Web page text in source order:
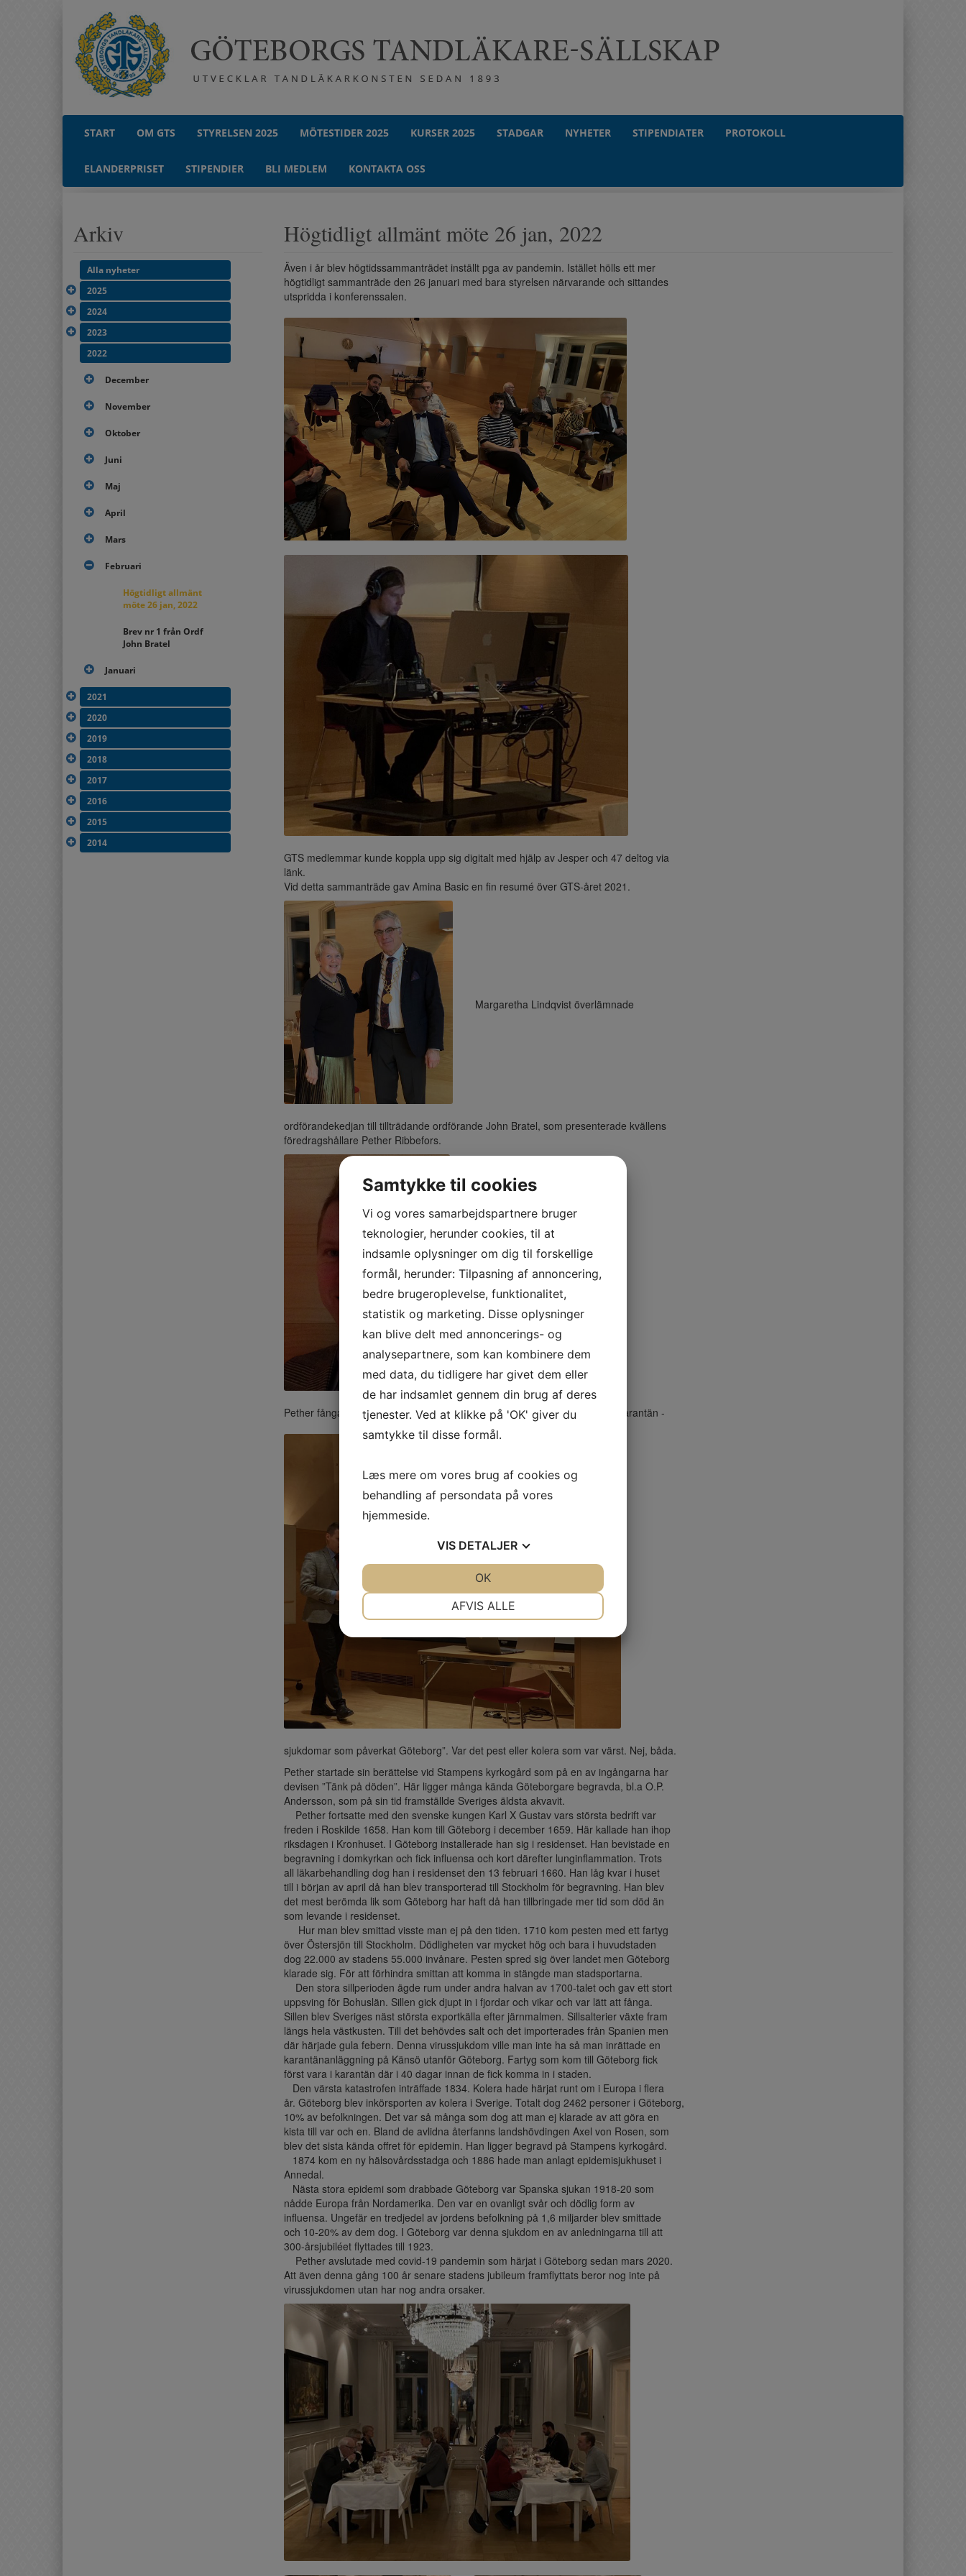
START OM GTS STYRELSEN 2025 MÖTESTIDER 2025 KURSER 2025 STADGAR NYHETER STIPENDIATER PROTOKOLL
ELANDERPRISET STIPENDIER BLI MEDLEM KONTAKTA OSS
Arkiv
Alla nyheter
2025
2024
2023
2022
December
November
Oktober
Juni
Maj
April
Mars
Februari
Högtidligt allmänt
möte 26 jan, 2022
Brev nr 1 från Ordf
John Bratel
Januari
2021
2020
2019
2018
2017
2016
2015
2014
Högtidligt allmänt möte 26 jan, 2022
Även i år blev högtidssammanträdet inställt pga av pandemin. Istället hölls ett mer
högtidligt sammanträde den 26 januari med bara styrelsen närvarande och sittandes
utspridda i konferenssalen.
GTS medlemmar kunde koppla upp sig digitalt med hjälp av Jesper och 47 deltog via
länk.
Vid detta sammanträde gav Amina Basic en fin resumé över GTS-året 2021.
Margaretha Lindqvist överlämnade
ordförandekedjan till tillträdande ordförande John Bratel, som presenterade kvällens
föredragshållare Pether Ribbefors.
Pether fångade genast allas intresse då han berättade om ”Pandemi och karantän -
sjukdomar som påverkat Göteborg”. Var det pest eller kolera som var värst. Nej, båda.
Pether startade sin berättelse vid Stampens kyrkogård som på en av ingångarna har
devisen ”Tänk på döden”. Här ligger många kända Göteborgare begravda, bl.a O.P.
Andersson, som på sin tid framställde Sveriges äldsta akvavit.
Pether fortsatte med den svenske kungen Karl X Gustav vars största bedrift var
freden i Roskilde 1658. Han kom till Göteborg i december 1659. Här kallade han ihop
riksdagen i Kronhuset. I Göteborg installerade han sig i residenset. Han bevistade en
begravning i domkyrkan och fick influensa och kort därefter lunginflammation. Trots
all läkarbehandling dog han i residenset den 13 februari 1660. Han låg kvar i huset
till i början av april då han blev transporterad till Stockholm för begravning. Han blev
det mest berömda lik som Göteborg har haft då han tillbringade mer tid som död än
som levande i residenset.
Hur man blev smittad visste man ej på den tiden. 1710 kom pesten med ett fartyg
över Östersjön till Stockholm. Dödligheten var mycket hög och bara i huvudstaden
dog 22.000 av stadens 55.000 invånare. Pesten spred sig över landet men Göteborg
klarade sig. För att förhindra smittan att komma in stängde man stadsportarna.
Den stora sillperioden ägde rum under andra halvan av 1700-talet och gav ett stort
uppsving för Bohuslän. Sillen gick djupt in i fjordar och vikar och var lätt att fånga.
Sillen blev Sveriges näst största exportkälla efter järnmalmen. Sillsalterier växte fram
längs hela västkusten. Till det behövdes salt och det importerades från Spanien men
där härjade gula febern. Denna virussjukdom ville man inte ha så man inrättade en
karantänanläggning på Känsö utanför Göteborg. Fartyg som kom till Göteborg fick
först vara i karantän där i 40 dagar innan de fick komma in i staden.
Den värsta katastrofen inträffade 1834. Kolera hade härjat runt om i Europa i flera
år. Göteborg blev inkörsporten av kolera i Sverige. Totalt dog 2462 personer i Göteborg,
10% av befolkningen. Det var så många som dog att man ej klarade av att göra en
kista till var och en. Bland de avlidna återfanns landshövdingen Axel von Rosen, som
blev det sista kända offret för epidemin. Han ligger begravd på Stampens kyrkogård.
1874 kom en ny hälsovårdsstadga och 1886 hade man anlagt epidemisjukhuset i
Annedal.
Nästa stora epidemi som drabbade Göteborg var Spanska sjukan 1918-20 som
nådde Europa från Nordamerika. Den var en ovanligt svår och dödlig form av
influensa. Ungefär en tredjedel av jordens befolkning på 1,6 miljarder blev smittade
och 10-20% av dem dog. I Göteborg var denna sjukdom en av anledningarna till att
300-årsjubiléet flyttades till 1923.
Pether avslutade med covid-19 pandemin som härjat i Göteborg sedan mars 2020.
Att även denna gång 100 år senare stadens jubileum framflyttats beror nog inte på
virussjukdomen utan har nog andra orsaker.
Samtykke til cookies
Vi og vores samarbejdspartnere bruger
teknologier, herunder cookies, til at
indsamle oplysninger om dig til forskellige
formål, herunder: Tilpasning af annoncering,
bedre brugeroplevelse, funktionalitet,
statistik og marketing. Disse oplysninger
kan blive delt med annoncerings- og
analysepartnere, som kan kombinere dem
med data, du tidligere har givet dem eller
de har indsamlet gennem din brug af deres
tjenester. Ved at klikke på 'OK' giver du
samtykke til disse formål.
Læs mere om vores brug af cookies og
behandling af persondata på vores
hjemmeside.
VIS DETALJER
MARKETING STATISTIK
AFVIS ALLE
OK